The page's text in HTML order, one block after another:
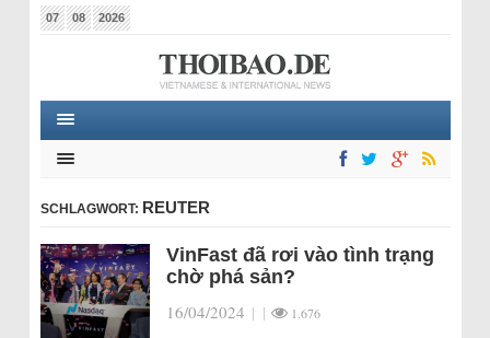
07 08 2026
SCHLAGWORT: REUTER
VinFast đã rơi vào tình trạng
chờ phá sản?
16/04/2024 | | 1.676